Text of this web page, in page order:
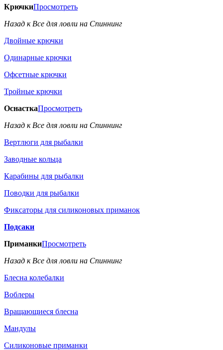
КрючкиПросмотреть
Назад к Все для ловли на Спиннинг
Двойные крючки
Одинарные крючки
Офсетные крючки
Тройные крючки
ОснасткаПросмотреть
Назад к Все для ловли на Спиннинг
Вертлюги для рыбалки
Заводные кольца
Карабины для рыбалки
Поводки для рыбалки
Фиксаторы для силиконовых приманок
Подсаки
ПриманкиПросмотреть
Назад к Все для ловли на Спиннинг
Блесна колебалки
Воблеры
Вращающиеся блесна
Мандулы
Силиконовые приманки